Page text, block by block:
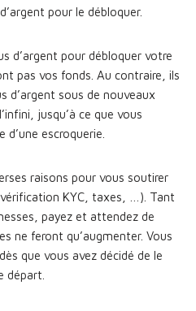
pour le débloquer.
d’argent pour débloquer votre
pas vos fonds. Au contraire, ils
d’argent sous de nouveaux
jusqu’à ce que vous
escroquerie.
raisons pour vous soutirer
KYC, taxes, …). Tant
payez et attendez de
ne feront qu’augmenter. Vous
que vous avez décidé de le
départ.